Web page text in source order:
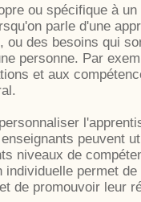
ou spécifique à
parle d'une
des besoins qui
personne. Par
et aux
peuvent
niveaux de
permet de
de promouvoir leur